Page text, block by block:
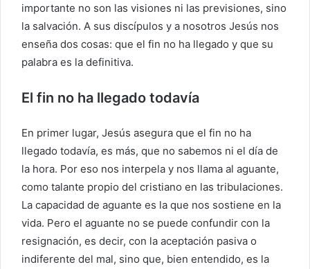
importante no son las visiones ni las previsiones, sino
la salvación. A sus discípulos y a nosotros Jesús nos
enseña dos cosas: que el fin no ha llegado y que su
palabra es la definitiva.
El fin no ha llegado todavía
En primer lugar, Jesús asegura que el fin no ha
llegado todavía, es más, que no sabemos ni el día de
la hora. Por eso nos interpela y nos llama al aguante,
como talante propio del cristiano en las tribulaciones.
La capacidad de aguante es la que nos sostiene en la
vida. Pero el aguante no se puede confundir con la
resignación, es decir, con la aceptación pasiva o
indiferente del mal, sino que, bien entendido, es la